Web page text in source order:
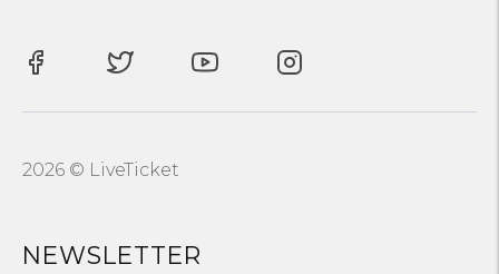
2026 © LiveTicket
NEWSLETTER